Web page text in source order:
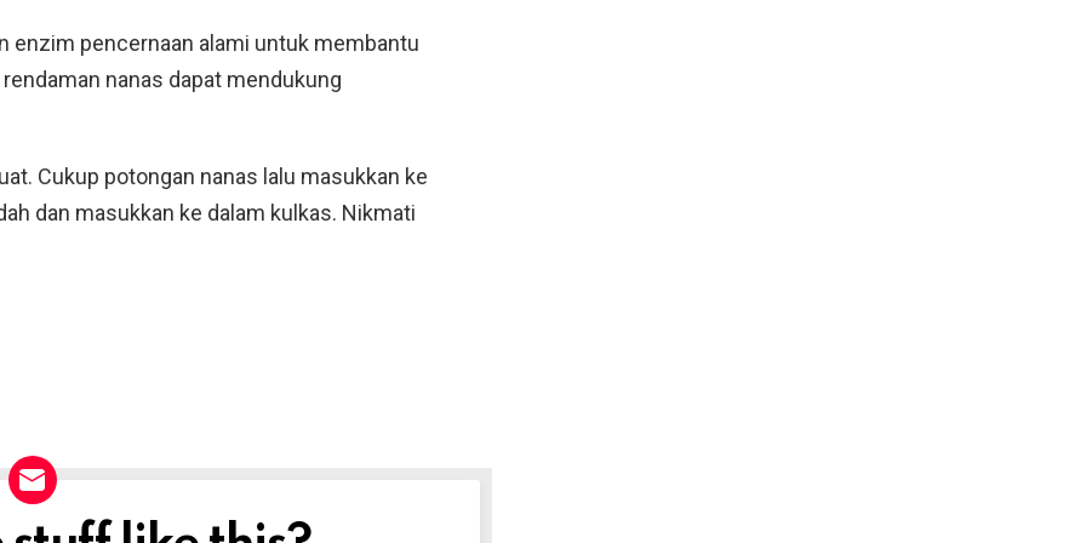
enzim pencernaan alami untuk membantu
nanas dapat mendukung
Cukup potongan nanas lalu masukkan ke
dan masukkan ke dalam kulkas. Nikmati